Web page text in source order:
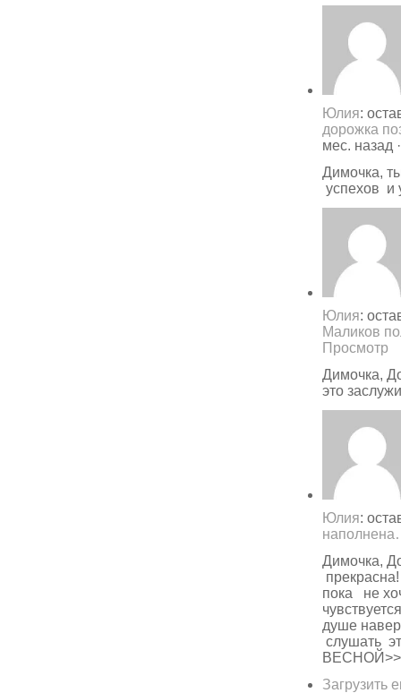
Юлия:
дорожка
мес. назад
Димочка,
успехов
Юлия:
Маликов
Просмотр
Димочка,
это
Юлия:
Димочка,
пока не
душе
слушать
Загрузить